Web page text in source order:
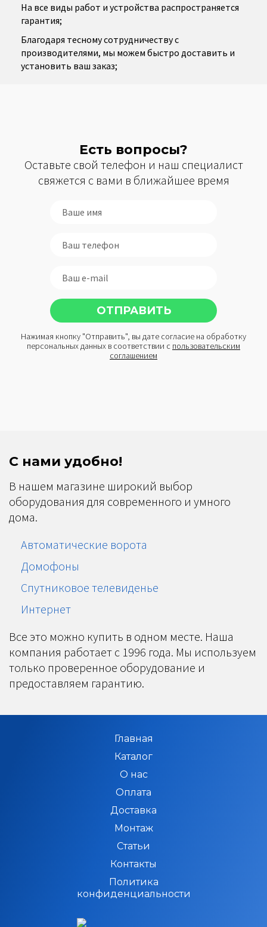
На все виды работ и устройства распространяется
гарантия;
Благодаря тесному сотрудничеству с
производителями, мы можем быстро доставить и
установить ваш заказ;
Есть вопросы?
Оставьте свой телефон и наш специалист
свяжется с вами в ближайшее время
Нажимая кнопку "Отправить", вы дате согласие на обработку
персональных данных в соответствии с пользовательским
соглашением
С нами удобно!
В нашем магазине широкий выбор
оборудования для современного и умного
дома.
Автоматические ворота
Домофоны
Спутниковое телевиденье
Интернет
Все это можно купить в одном месте. Наша
компания работает с 1996 года. Мы используем
только проверенное оборудование и
предоставляем гарантию.
Главная
Каталог
О нас
Оплата
Доставка
Монтаж
Статьи
Контакты
Политика
конфиденциальности